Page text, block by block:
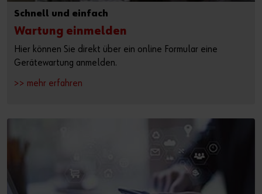
Schnell und einfach
Wartung einmelden
Hier können Sie direkt über ein online Formular eine
Gerätewartung anmelden.
>> mehr erfahren